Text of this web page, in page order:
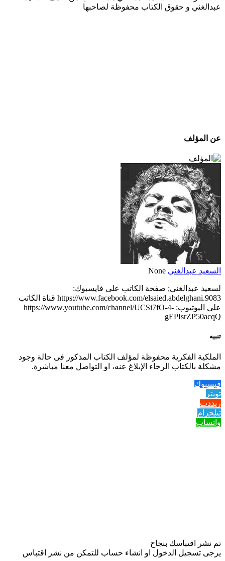
عبدالغني و حقوق الكتاب محفوظة لصاحبها
عن المؤلف
السعيد عبدالغني None
لسعيد عبدالغني; صفحة الكاتب على فايسبوك:
https://www.facebook.com/elsaied.abdelghani.9083 قناة الكاتب
على اليوتيوب: https://www.youtube.com/channel/UCSi7fO-4-
gEPIsrZP50acqQ
تنبيه
الملكية الفكرية محفوظة لمؤلف الكتاب المذكور فى حالة وجود
مشكلة بالكتاب الرجاء الإبلاغ عنه، او التواصل معنا مباشرة.
فيسبوك
تويتر
ريددت
تيلجرام
واتساب
تم نشر اقتباسك بنجاح
يرجى تسجيل الدخول او انشاء حساب للتمكن من نشر اقتباس